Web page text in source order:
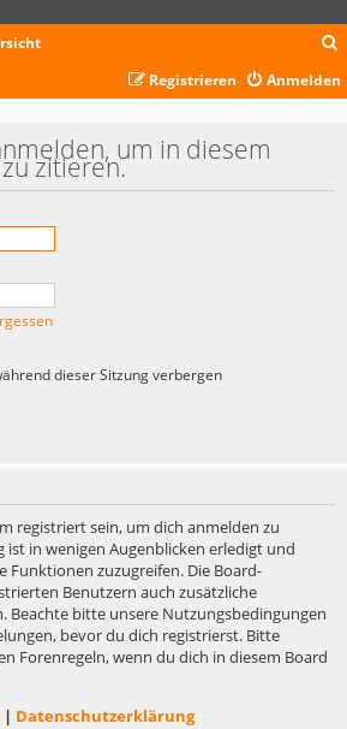
c
Anmelden
Registrieren
um in diesem
zitieren.
dieser Sitzung verbergen
registriert sein, um dich anmelden zu
ist in wenigen Augenblicken erledigt und
Funktionen zuzugreifen. Die Board-
Benutzern auch zusätzliche
Beachte bitte unsere Nutzungsbedingungen
bevor du dich registrierst. Bitte
Forenregeln, wenn du dich in diesem Board
| Datenschutzerklärung